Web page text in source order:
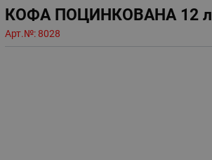
КОФА ПОЦИНКОВАНА 12 л
Арт.№: 8028